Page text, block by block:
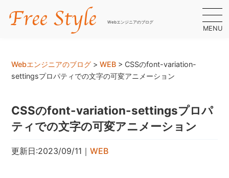
Webエンジニアのブログ
MENU
Webエンジニアのブログ >WEB > CSSのfont-variation-
settingsプロパティでの文字の可変アニメーション
CSSのfont-variation-settingsプロパ
ティでの文字の可変アニメーション
更新日:2023/09/11 ｜WEB